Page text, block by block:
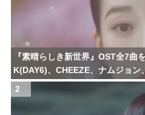
『素晴らしき新世界』OST全7曲
K(DAY6)、CHEEZE、ナムジョン
2